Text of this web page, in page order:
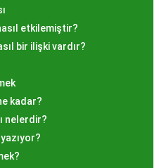
Geleneksel
Eminönü, ve
lokantalarda Hayır
özel olabilir. Ayrıca,
gibi modern
etkilemiştir?
bir ilişki vardır?
kadar?
nelerdir?